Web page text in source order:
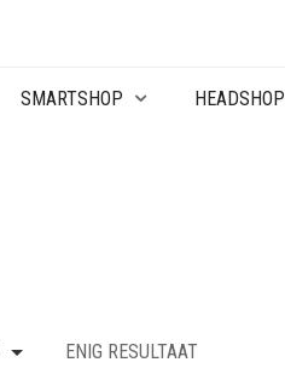
SMARTSHOP HEADSHOP
ENIG RESULTAAT